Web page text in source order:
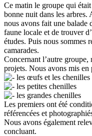
Ce matin le groupe qui
bonne nuit dans les
nous avons fait une balade
faune locale et de trouver
études. Puis nous sommes
camarades.
Concernant l’autre groupe,
projets. Nous avons mis en
les œufs et les
les petites chenilles
les grandes chenilles
Les premiers ont été
référencées et
Nous avons également
concluant.